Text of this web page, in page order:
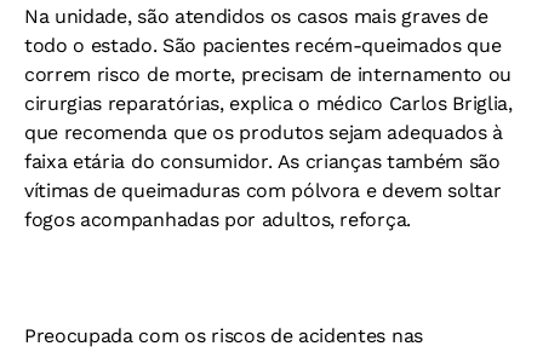
Na unidade, são atendidos os casos mais graves de
todo o estado. São pacientes recém-queimados que
correm risco de morte, precisam de internamento ou
cirurgias reparatórias, explica o médico Carlos Briglia,
que recomenda que os produtos sejam adequados à
faixa etária do consumidor. As crianças também são
vítimas de queimaduras com pólvora e devem soltar
fogos acompanhadas por adultos, reforça.
Preocupada com os riscos de acidentes nas